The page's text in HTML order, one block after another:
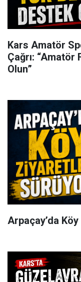
Kars Amatör
Çağrı: “Amatör
Olun”
Arpaçay’da